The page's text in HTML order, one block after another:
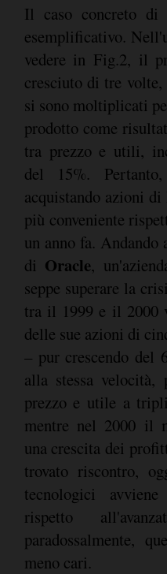
Il caso concreto di
esemplificativo.
vedere in Fig.2, il
cresciuto di tre
si sono moltiplicati
prodotto come
tra prezzo e utili,
del 15%.
acquistando azioni
più conveniente
un anno fa. Andando
di Oracle,
seppe superare la
tra il 1999 e il 2000
delle sue azioni di
– pur crescendo del
alla stessa
prezzo e utile a
mentre nel 2000 il
una crescita dei
trovato riscontro,
tecnologici
rispetto
paradossalmente,
meno cari.